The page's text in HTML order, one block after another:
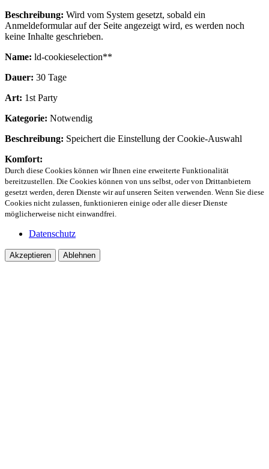
Beschreibung: Wird vom System gesetzt, sobald ein
Anmeldeformular auf der Seite angezeigt wird, es werden noch
keine Inhalte geschrieben.
Name: ld-cookieselection**
Dauer: 30 Tage
Art: 1st Party
Kategorie: Notwendig
Beschreibung: Speichert die Einstellung der Cookie-Auswahl
Komfort:
Durch diese Cookies können wir Ihnen eine erweiterte Funktionalität
bereitzustellen. Die Cookies können von uns selbst, oder von Drittanbietern
gesetzt werden, deren Dienste wir auf unseren Seiten verwenden. Wenn Sie diese
Cookies nicht zulassen, funktionieren einige oder alle dieser Dienste
möglicherweise nicht einwandfrei.
Datenschutz
Akzeptieren Ablehnen